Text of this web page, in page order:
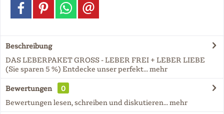
Beschreibung
DAS LEBERPAKET GROSS - LEBER FREI + LEBER LIEBE
(Sie sparen 5 %) Entdecke unser perfekt...mehr
Bewertungen
0
Bewertungen lesen, schreiben und diskutieren...mehr